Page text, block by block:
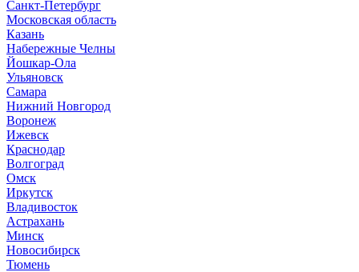
Санкт-Петербург
Московская область
Казань
Набережные Челны
Йошкар-Ола
Ульяновск
Самара
Нижний Новгород
Воронеж
Ижевск
Краснодар
Волгоград
Омск
Иркутск
Владивосток
Астрахань
Минск
Новосибирск
Тюмень